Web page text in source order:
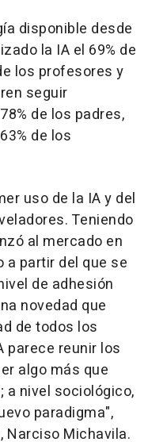
disponible desde
la IA el 69% de
los profesores y
seguir
de los padres,
de los
uso de la IA y del
Teniendo
al mercado en
a partir del que se
de adhesión
novedad que
de todos los
parece reunir los
algo más que
a nivel sociológico,
paradigma",
Narciso Michavila.